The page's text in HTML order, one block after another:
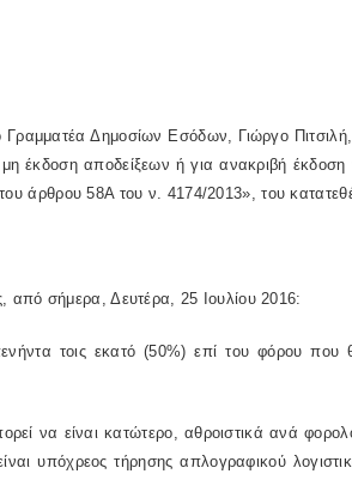
Δημοσίων Εσόδων, Γιώργο
έκδοση αποδείξεων ή για ανακριβή
άρθρου 58Α του ν. 4174/2013», του
από σήμερα, Δευτέρα, 25 Ιουλίου 2016:
τοις εκατό (50%) επί του φόρου
να είναι κατώτερο, αθροιστικά ανά
υπόχρεος τήρησης απλογραφικού